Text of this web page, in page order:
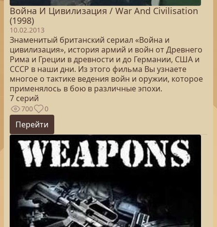
Война И Цивилизация / War And Civilisation
(1998)
10.02.2013
Знаменитый британский сериал «Война и
цивилизация», история армий и войн от Древнего
Рима и Греции в древности и до Германии, США и
СССР в наши дни. Из этого фильма Вы узнаете
многое о тактике ведения войн и оружии, которое
применялось в бою в различные эпохи.
7 серий
700 0
Перейти